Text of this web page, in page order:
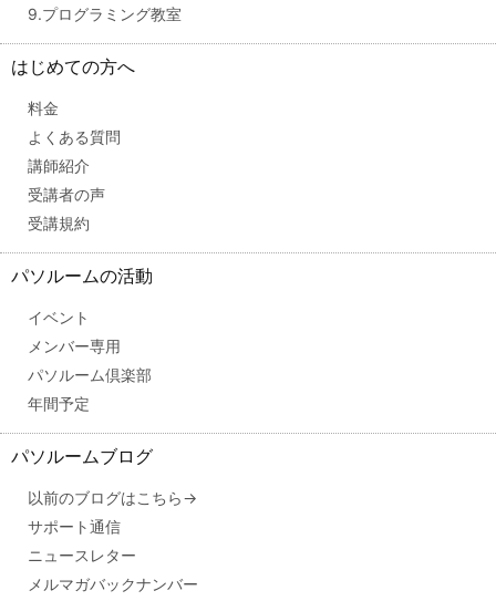
9.プログラミング教室
はじめての方へ
料金
よくある質問
講師紹介
受講者の声
受講規約
パソルームの活動
イベント
メンバー専用
パソルーム倶楽部
年間予定
パソルームブログ
以前のブログはこちら→
サポート通信
ニュースレター
メルマガバックナンバー